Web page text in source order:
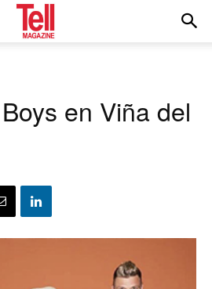
en Viña del